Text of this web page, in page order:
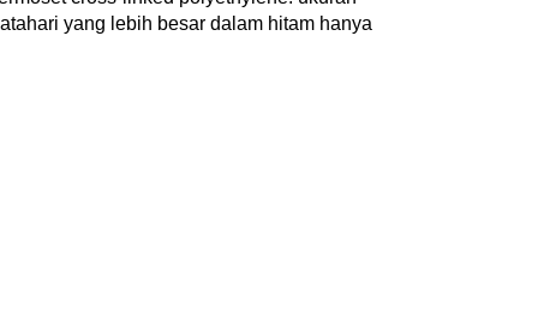
yang lebih besar dalam hitam hanya